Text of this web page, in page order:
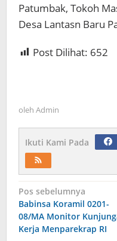
Patumbak, Tokoh
Desa Lantasn Baru
Post Dilihat: 652
oleh Admin
Ikuti Kami Pada
Navigasi
pos
Pos sebelumnya
Babinsa Koramil 0201-
08/MA Monitor
Kerja Menparekrap RI